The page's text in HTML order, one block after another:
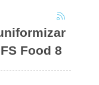
Food 8